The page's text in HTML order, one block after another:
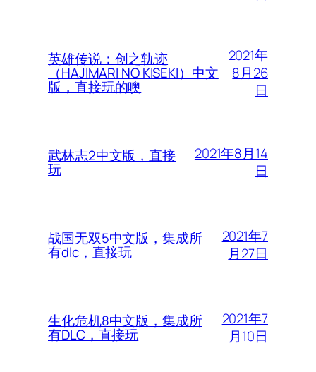
英雄传说：创之轨迹
（HAJIMARI NO KISEKI）中文
版，直接玩的噢
2021年
8月26
日
武林志2中文版，直接
玩
2021年8月14
日
战国无双5中文版，集成所
有dlc，直接玩
2021年7
月27日
生化危机8中文版，集成所
有DLC，直接玩
2021年7
月10日